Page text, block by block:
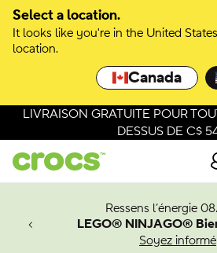
Select a location.
It looks like you're in the United
location.
Canada
LIVRAISON GRATUITE POUR
DESSUS DE C$
Ressens l’énergie
LEGO® NINJAGO®
Soyez informé
Man.